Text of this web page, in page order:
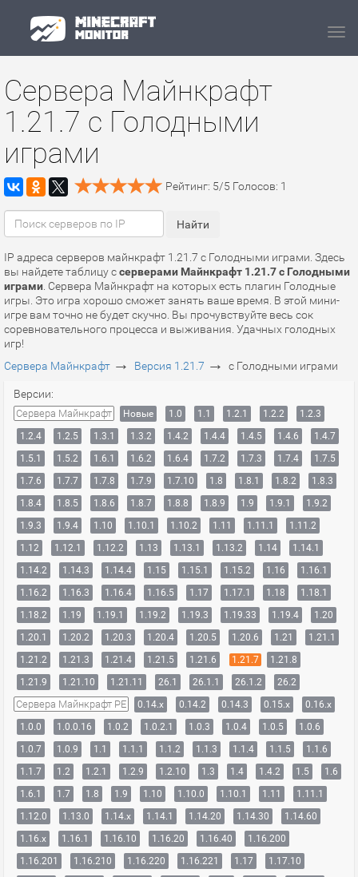
Сервера Майнкрафт
1.21.7 с Голодными
играми
Рейтинг: 5/5 Голосов: 1
IP адреса серверов майнкрафт 1.21.7 с Голодными играми. Здесь
вы найдете таблицу ссерверами Майнкрафт 1.21.7 с Голодными
играми . Сервера Майнкрафт на которых есть плагин Голодные
игры. Это игра хорошо сможет занять ваше время. В этой мини-
игре вам точно не будет скучно. Вы прочувствуйте весь сок
соревновательного процесса и выживания. Удачных голодных
игр!
Сервера Майнкрафт → Версия 1.21.7 → с Голодными играми
Версии:
Сервера Майнкрафт Новые 1.0 1.1 1.2.1 1.2.2
1.2.3
1.2.4
1.2.5 1.3.1 1.3.2 1.4.2 1.4.4 1.4.5 1.4.6
1.4.7
1.5.1
1.5.2 1.6.1 1.6.2 1.6.4 1.7.2 1.7.3 1.7.4
1.7.5
1.7.6
1.7.7 1.7.8 1.7.9 1.7.10 1.8 1.8.1 1.8.2
1.8.3
1.8.4
1.8.5 1.8.6 1.8.7 1.8.8 1.8.9 1.9 1.9.1
1.9.2
1.9.3
1.9.4 1.10 1.10.1 1.10.2 1.11 1.11.1
1.11.2
1.12
1.12.1 1.12.2 1.13 1.13.1 1.13.2 1.14
1.14.1
1.14.2
1.14.3 1.14.4 1.15 1.15.1 1.15.2 1.16
1.16.1
1.16.2
1.16.3 1.16.4 1.16.5 1.17 1.17.1 1.18
1.18.1
1.18.2
1.19 1.19.1 1.19.2 1.19.3 1.19.33 1.19.4
1.20
1.20.1
1.20.2 1.20.3 1.20.4 1.20.5 1.20.6 1.21
1.21.1
1.21.2
1.21.3 1.21.4 1.21.5 1.21.6 1.21.7
1.21.8
1.21.9
1.21.10 1.21.11 26.1 26.1.1 26.1.2 26.2
Сервера Майнкрафт PE 0.14.x 0.14.2 0.14.3 0.15.x
0.16.x
1.0.0
1.0.0.16 1.0.2 1.0.2.1 1.0.3 1.0.4 1.0.5
1.0.6
1.0.7
1.0.9 1.1 1.1.1 1.1.2 1.1.3 1.1.4 1.1.5
1.1.6
1.1.7
1.2 1.2.1 1.2.9 1.2.10 1.3 1.4 1.4.2 1.5
1.6
1.6.1
1.7 1.8 1.9 1.10 1.10.0 1.10.1 1.11
1.11.1
1.12.0
1.13.0 1.14.x 1.14.1 1.14.20 1.14.30
1.14.60
1.16.x
1.16.1 1.16.10 1.16.20 1.16.40
1.16.200
1.16.201
1.16.210 1.16.220 1.16.221 1.17
1.17.10